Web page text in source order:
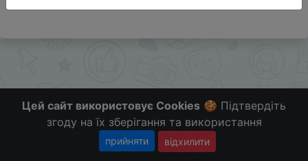
Цей сайт використовує Cookies 🍪 Підтвердіть
згоду на їх зберігання та використання
прийняти відхилити